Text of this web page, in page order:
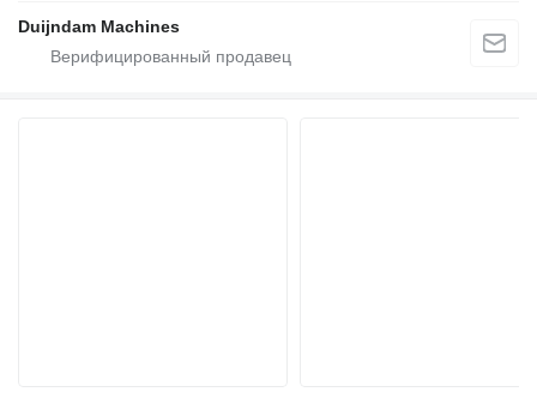
Duijndam Machines